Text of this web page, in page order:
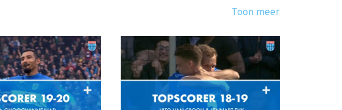
Toon meer